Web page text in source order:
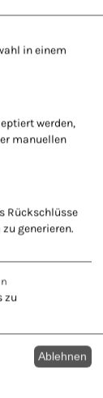
in einem
werden,
manuellen
Rückschlüsse
generieren.
zu
Ablehnen